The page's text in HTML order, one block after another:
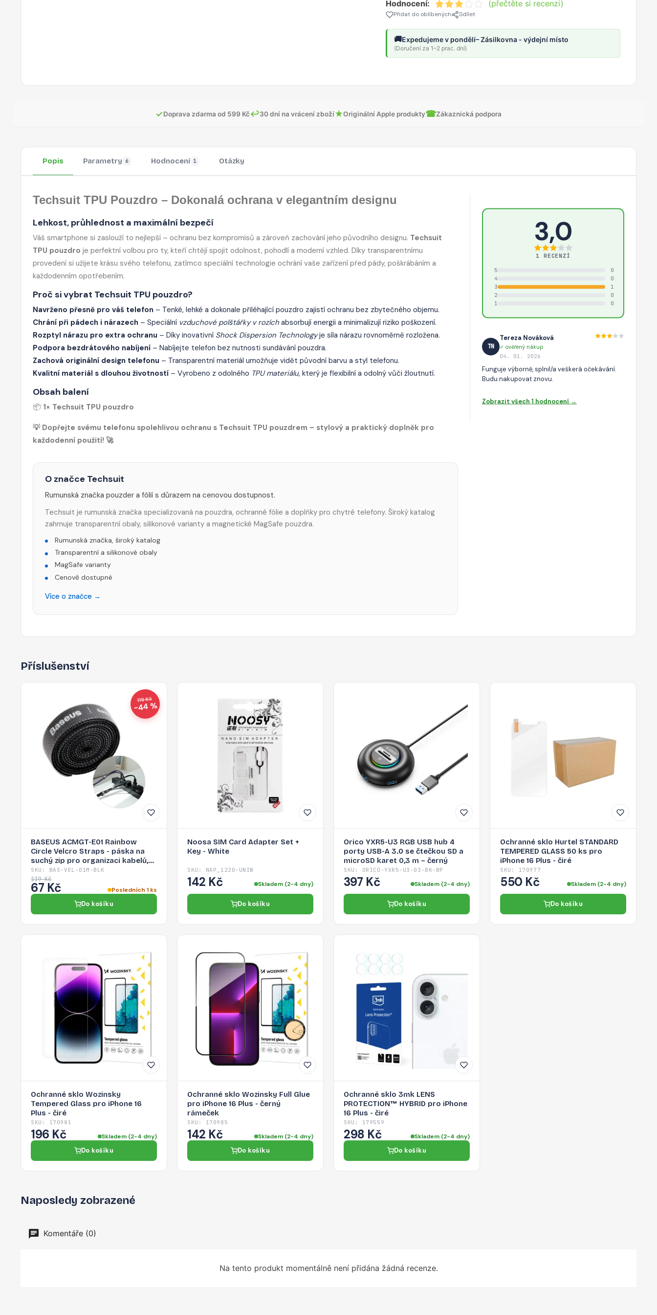
Hodnocení: (přečtěte si recenzi)
Přidat do oblíbených Sdílet
🚚Expedujeme v pondělí– Zásilkovna - výdejní místo
(Doručení za 1–2 prac. dní)
✓Doprava zdarma od 599 Kč↩30 dní na vrácení zboží★Originální Apple produkty☎Zákaznická podpora
Popis Parametry 6 Hodnocení 1 Otázky
Techsuit TPU Pouzdro – Dokonalá ochrana v elegantním designu
Lehkost, průhlednost a maximální bezpečí
Váš smartphone si zaslouží to nejlepší – ochranu bez kompromisů a zároveň zachování jeho původního designu. Techsuit
TPU pouzdro je perfektní volbou pro ty, kteří chtějí spojit odolnost, pohodlí a moderní vzhled. Díky transparentnímu
provedení si užijete krásu svého telefonu, zatímco speciální technologie ochrání vaše zařízení před pády, poškrábáním a
každodenním opotřebením.
Proč si vybrat Techsuit TPU pouzdro?
Navrženo přesně pro váš telefon – Tenké, lehké a dokonale přiléhající pouzdro zajistí ochranu bez zbytečného objemu.
Chrání při pádech i nárazech – Speciální vzduchové polštářky v rozích absorbují energii a minimalizují riziko poškození.
Rozptyl nárazu pro extra ochranu – Díky inovativní Shock Dispersion Technologyje síla nárazu rovnoměrně rozložena.
Podpora bezdrátového nabíjení – Nabíjejte telefon bez nutnosti sundávání pouzdra.
Zachová originální design telefonu – Transparentní materiál umožňuje vidět původní barvu a styl telefonu.
Kvalitní materiál s dlouhou životností – Vyrobeno z odolného TPU materiálu, který je flexibilní a odolný vůči žloutnutí.
Obsah balení
📦 1× Techsuit TPU pouzdro
💡 Dopřejte svému telefonu spolehlivou ochranu s Techsuit TPU pouzdrem – stylový a praktický doplněk pro
každodenní použití! 🚀
O značce Techsuit
Rumunská značka pouzder a fólií s důrazem na cenovou dostupnost.
Techsuit je rumunská značka specializovaná na pouzdra, ochranné fólie a doplňky pro chytré telefony. Široký katalog
zahrnuje transparentní obaly, silikonové varianty a magnetické MagSafe pouzdra.
Rumunská značka, široký katalog
Transparentní a silikonové obaly
MagSafe varianty
Cenově dostupné
Více o značce →
3,0
1 RECENZÍ
5
0
4
0
3
1
2
0
1
0
TN
Tereza Nováková
✓ ověřený nákup
04. 01. 2026
Funguje výborně, splnil/a veškerá očekávání.
Budu nakupovat znovu.
Zobrazit všech 1 hodnocení →
Příslušenství
119 Kč
−44 %
BASEUS ACMGT-E01 Rainbow
Circle Velcro Straps - páska na
suchý zip pro organizaci kabelů,
1m, černá
SKU: BAS-VEL-01M-BLK
119 Kč
67 Kč Posledních 1 ks
Do košíku
Noosa SIM Card Adapter Set +
Key - White
SKU: NAP_1220-UNIW
142 Kč Skladem (2-4 dny)
Do košíku
Orico YXR5-U3 RGB USB hub 4
porty USB-A 3.0 se čtečkou SD a
microSD karet 0,3 m – černý
SKU: ORICO-YXR5-U3-03-BK-BP
397 Kč Skladem (2-4 dny)
Do košíku
Ochranné sklo Hurtel STANDARD
TEMPERED GLASS 50 ks pro
iPhone 16 Plus - čiré
SKU: 170977
550 Kč Skladem (2-4 dny)
Do košíku
Ochranné sklo Wozinsky
Tempered Glass pro iPhone 16
Plus - čiré
SKU: 170981
196 Kč Skladem (2-4 dny)
Do košíku
Ochranné sklo Wozinsky Full Glue
pro iPhone 16 Plus - černý
rámeček
SKU: 170985
142 Kč Skladem (2-4 dny)
Do košíku
Ochranné sklo 3mk LENS
PROTECTION™ HYBRID pro iPhone
16 Plus - čiré
SKU: 179559
298 Kč Skladem (2-4 dny)
Do košíku
Naposledy zobrazené
Komentáře (0)
Na tento produkt momentálně není přidána žádná recenze.